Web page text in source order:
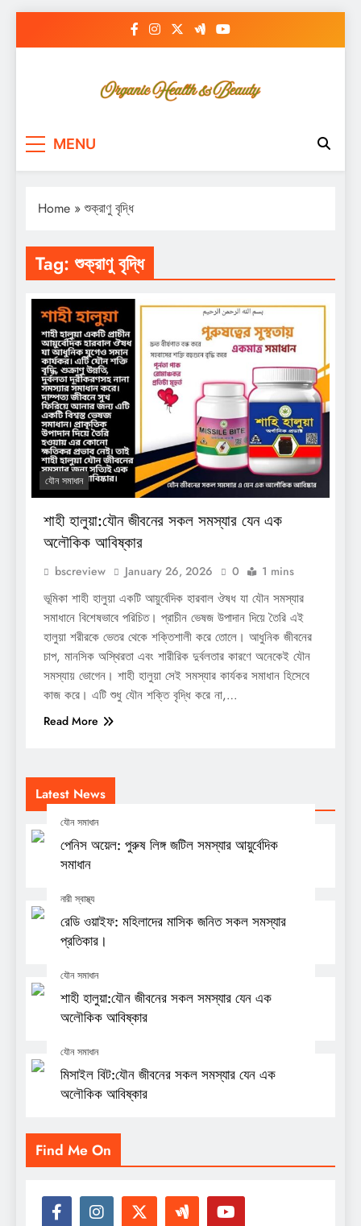
MENU
Latest News
যৌন সমাধান
পেনিস অয়েল: পুরুষ লিঙ্গ জটিল সমস্যার আয়ুর্বেদিক
সমাধান
নারী স্বাস্থ্য
রেডি ওয়াইফ: মহিলাদের মাসিক জনিত সকল সমস্যার
প্রতিকার।
যৌন সমাধান
শাহী হালুয়া:যৌন জীবনের সকল সমস্যার যেন এক
অলৌকিক আবিষ্কার
যৌন সমাধান
মিসাইল বিট:যৌন জীবনের সকল সমস্যার যেন এক
অলৌকিক আবিষ্কার
Home » শুক্রাণু বৃদ্ধি
Tag:শুক্রাণু বৃদ্ধি
যৌন সমাধান
শাহী হালুয়া:যৌন জীবনের সকল সমস্যার যেন এক
অলৌকিক আবিষ্কার
bscreview January 26, 2026 0 1 mins
ভূমিকা শাহী হালুয়া একটি আয়ুর্বেদিক হারবাল ঔষধ যা যৌন সমস্যার
সমাধানে বিশেষভাবে পরিচিত। প্রাচীন ভেষজ উপাদান দিয়ে তৈরি এই
হালুয়া শরীরকে ভেতর থেকে শক্তিশালী করে তোলে। আধুনিক জীবনের
চাপ, মানসিক অস্থিরতা এবং শারীরিক দুর্বলতার কারণে অনেকেই যৌন
সমস্যায় ভোগেন। শাহী হালুয়া সেই সমস্যার কার্যকর সমাধান হিসেবে
কাজ করে। এটি শুধু যৌন শক্তি বৃদ্ধি করে না,…
Read More
Find Me On